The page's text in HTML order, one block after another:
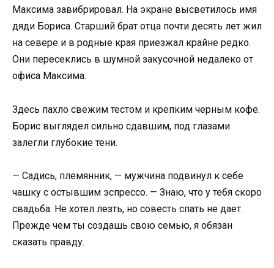
Максима завибрировал. На экране высветилось имя
дяди Бориса. Старший брат отца почти десять лет жил
на севере и в родные края приезжал крайне редко.
Они пересеклись в шумной закусочной недалеко от
офиса Максима.
Здесь пахло свежим тестом и крепким черным кофе.
Борис выглядел сильно сдавшим, под глазами
залегли глубокие тени.
— Садись, племянник, — мужчина подвинул к себе
чашку с остывшим эспрессо. — Знаю, что у тебя скоро
свадьба. Не хотел лезть, но совесть спать не дает.
Прежде чем ты создашь свою семью, я обязан
сказать правду.